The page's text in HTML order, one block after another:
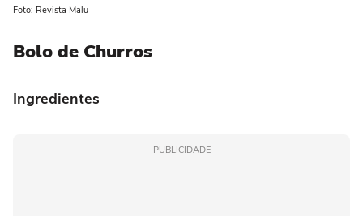
Foto: Revista Malu
Bolo de Churros
Ingredientes
PUBLICIDADE